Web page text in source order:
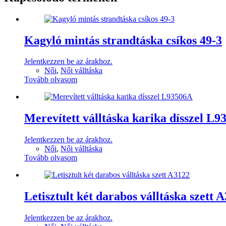
Kagyló mintás strandtáska csíkos 49-3
Jelentkezzen be az árakhoz.
Női, Női válltáska
Tovább olvasom
Merevített válltáska karika dísszel
Jelentkezzen be az árakhoz.
Női, Női válltáska
Tovább olvasom
Letisztult két darabos válltáska szett
Jelentkezzen be az árakhoz.